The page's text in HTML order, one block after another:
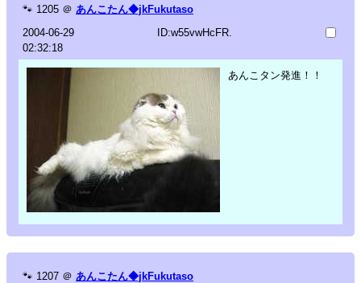
🐾 1205 ＠ あんこたん◆jkFukutaso
2004-06-29
02:32:18
ID:w55vwHcFR.
あんこタン発進！！
🐾 1207 ＠ あんこたん◆jkFukutaso